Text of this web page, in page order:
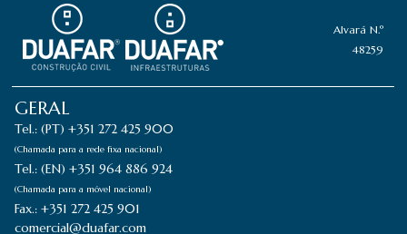
Alvará N.º
48259
GERAL
Tel.: (PT) +351 272 425 900
(Chamada para a rede fixa nacional)
Tel.: (EN) +351 964 886 924
(Chamada para a móvel nacional)
Fax.: +351 272 425 901
comercial@duafar.com